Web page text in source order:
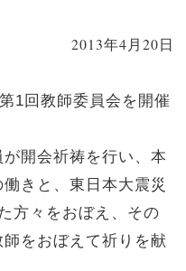
2013年4月20日
1回教師委員会を開催
開会祈祷を行い、本
きと、東日本大震災
方々をおぼえ、その
をおぼえて祈りを献